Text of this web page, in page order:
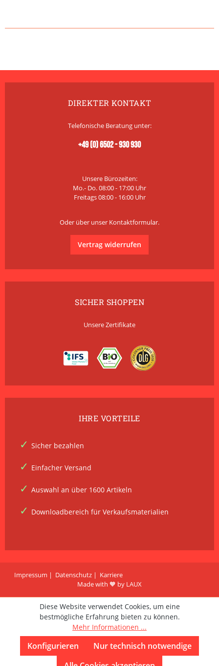
DIREKTER KONTAKT
Telefonische Beratung unter:
+49 (0) 6502 - 930 930
Unsere Bürozeiten:
Mo.- Do. 08:00 - 17:00 Uhr
Freitags 08:00 - 16:00 Uhr
Oder über unser Kontaktformular.
Vertrag widerrufen
SICHER SHOPPEN
Unsere Zertifikate
IHRE VORTEILE
Sicher bezahlen
Einfacher Versand
Auswahl an über 1600 Artikeln
Downloadbereich für Verkaufsmaterialien
Impressum Datenschutz
Karriere
Made with 🧡 by LAUX
Diese Website verwendet Cookies, um eine
bestmögliche Erfahrung bieten zu können.
Mehr Informationen ...
Nur technisch notwendige
Konfigurieren